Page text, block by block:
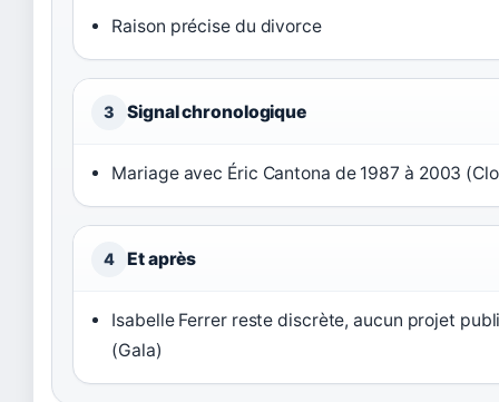
Raison précise du divorce
3 Signal chronologique
Mariage avec Éric Cantona de 1987 à 2003
4 Et après
Isabelle Ferrer reste discrète, aucun projet
(Gala)